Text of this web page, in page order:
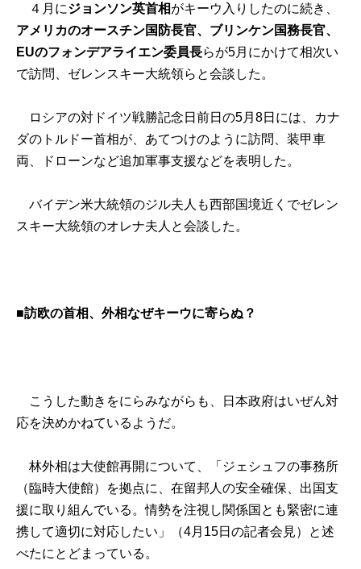
４月にジョンソン英首相がキーウ入りしたのに続き、
アメリカのオースチン国防長官、ブリンケン国務長官、
EUのフォンデアライエン委員長らが5月にかけて相次い
で訪問、ゼレンスキー大統領らと会談した。
ロシアの対ドイツ戦勝記念日前日の5月8日には、カナ
ダのトルドー首相が、あてつけのように訪問、装甲車
両、ドローンなど追加軍事支援などを表明した。
バイデン米大統領のジル夫人も西部国境近くでゼレン
スキー大統領のオレナ夫人と会談した。
■訪欧の首相、外相なぜキーウに寄らぬ？
こうした動きをにらみながらも、日本政府はいぜん対
応を決めかねているようだ。
林外相は大使館再開について、「ジェシュフの事務所
（臨時大使館）を拠点に、在留邦人の安全確保、出国支
援に取り組んでいる。情勢を注視し関係国とも緊密に連
携して適切に対応したい」（4月15日の記者会見）と述
べたにとどまっている。